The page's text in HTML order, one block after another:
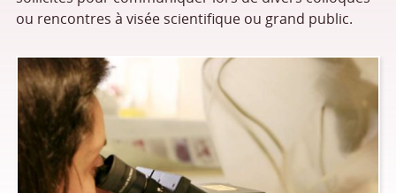
ou rencontres à visée scientifique ou grand public.